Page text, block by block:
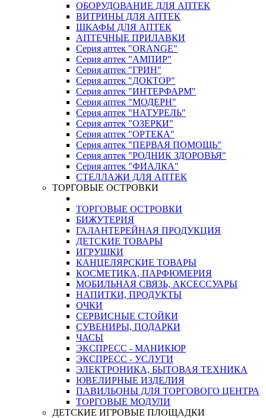
ОБОРУДОВАНИЕ ДЛЯ АПТЕК
ВИТРИНЫ ДЛЯ АПТЕК
ШКАФЫ ДЛЯ АПТЕК
АПТЕЧНЫЕ ПРИЛАВКИ
Серия аптек "ORANGE"
Серия аптек "АМПИР"
Серия аптек "ГРИН"
Серия аптек "ДОКТОР"
Серия аптек "ИНТЕРФАРМ"
Серия аптек "МОДЕРН"
Серия аптек "НАТУРЕЛЬ"
Серия аптек "ОЗЕРКИ"
Серия аптек "ОРТЕКА"
Серия аптек "ПЕРВАЯ ПОМОЩЬ"
Серия аптек "РОДНИК ЗДОРОВЬЯ"
Серия аптек "ФИАЛКА"
СТЕЛЛАЖИ ДЛЯ АПТЕК
ТОРГОВЫЕ ОСТРОВКИ
ТОРГОВЫЕ ОСТРОВКИ
БИЖУТЕРИЯ
ГАЛАНТЕРЕЙНАЯ ПРОДУКЦИЯ
ДЕТСКИЕ ТОВАРЫ
ИГРУШКИ
КАНЦЕЛЯРСКИЕ ТОВАРЫ
КОСМЕТИКА, ПАРФЮМЕРИЯ
МОБИЛЬНАЯ СВЯЗЬ, АКСЕССУАРЫ
НАПИТКИ, ПРОДУКТЫ
ОЧКИ
СЕРВИСНЫЕ СТОЙКИ
СУВЕНИРЫ, ПОДАРКИ
ЧАСЫ
ЭКСПРЕСС - МАНИКЮР
ЭКСПРЕСС - УСЛУГИ
ЭЛЕКТРОНИКА, БЫТОВАЯ ТЕХНИКА
ЮВЕЛИРНЫЕ ИЗДЕЛИЯ
ПАВИЛЬОНЫ ДЛЯ ТОРГОВОГО ЦЕНТРА
ТОРГОВЫЕ МОДУЛИ
ДЕТСКИЕ ИГРОВЫЕ ПЛОЩАДКИ